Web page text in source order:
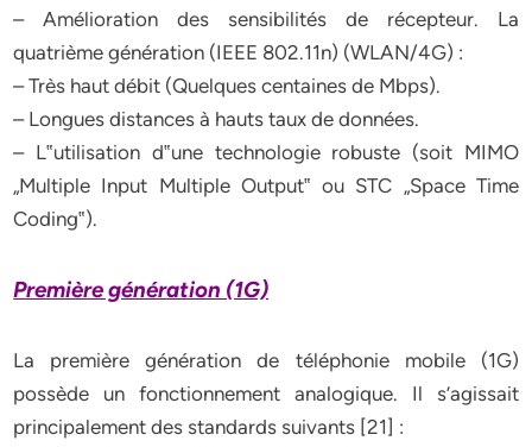
– Amélioration des sensibilités de récepteur. La
quatrième génération (IEEE 802.11n) (WLAN/4G) :
– Très haut débit (Quelques centaines de Mbps).
– Longues distances à hauts taux de données.
– L‟utilisation d‟une technologie robuste (soit MIMO
„Multiple Input Multiple Output‟ ou STC „Space Time
Coding‟).
Première génération (1G)
La première génération de téléphonie mobile (1G)
possède un fonctionnement analogique. Il s’agissait
principalement des standards suivants [21] :